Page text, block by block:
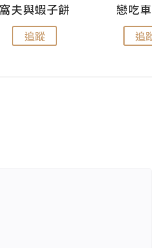
窩夫與蝦子餅
追蹤
戀吃車
追蹤